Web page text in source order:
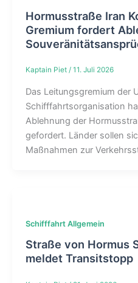
Hormusstraße Iran
Gremium fordert
Kaptain Piet / 11. Juli 2026
Das Leitungsgremium der
Schifffahrtsorganisation
Ablehnung der
gefordert. Länder sollen
Maßnahmen zur
Schifffahrt Allgemein
Straße von Hormus
meldet Transitstopp